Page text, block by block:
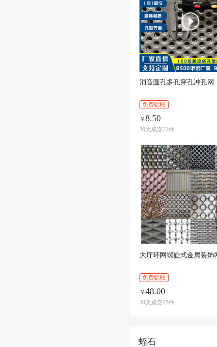
消音圆孔多孔穿孔冲孔网
免费赊账
￥ 8.50
30天成交22件
大厅环网螺旋式金属装饰
免费赊账
￥ 48.00
30天成交25件
蛭石